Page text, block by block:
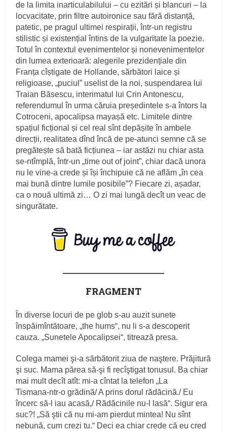
de la limita inarticulabilului – cu ezitări și blancuri – la
locvacitate, prin filtre autoironice sau fără distanță,
patetic, pe pragul ultimei respirații, într-un registru
stilistic și existențial întins de la vulgaritate la poezie.
Totul în contextul evenimentelor și nonevenimentelor
din lumea exterioară: alegerile prezidențiale din
Franța cîștigate de Hollande, sărbători laice și
religioase, „puciul” uselist de la noi, suspendarea lui
Traian Băsescu, interimatul lui Crin Antonescu,
referendumul în urma căruia președintele s-a întors la
Cotroceni, apocalipsa mayașă etc. Limitele dintre
spațiul ficțional și cel real sînt depășite în ambele
direcții, realitatea dînd încă de pe-atunci semne că se
pregătește să bată ficțiunea – iar astăzi nu chiar asta
se-ntîmplă, într-un „time out of joint”, chiar dacă unora
nu le vine-a crede și își închipuie că ne aflăm „în cea
mai bună dintre lumile posibile”? Fiecare zi, așadar,
ca o nouă ultimă zi… O zi mai lungă decît un veac de
singurătate.
FRAGMENT
În diverse locuri de pe glob s‑au auzit sunete
înspăimîntătoare, „the hums“, nu li s‑a descoperit
cauza. „Sunetele Apocalipsei“, titrează presa.
Colega mamei şi‑a sărbătorit ziua de naştere. Prăjitură
şi suc. Mama părea să‑şi fi recîştigat tonusul. Ba chiar
mai mult decît atît: mi‑a cîntat la telefon „La
Tismana‑ntr‑o grădină/ A prins dorul rădăcină./ Eu
încerc să‑l iau acasă,/ Rădăcinile nu‑l lasă“. Sigur era
suc?! „Să ştii că nu mi‑am pierdut mintea! Nu sînt
nebună, cum crezi tu.“ Deci ea chiar crede că eu cred